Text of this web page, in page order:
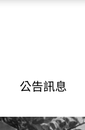
公告訊息